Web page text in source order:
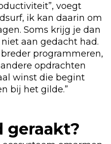
voegt
ik kan daarin om
Soms krijg je dan
aan gedacht had.
programmeren,
opdrachten
winst die begint
bij het gilde.”
geraakt?